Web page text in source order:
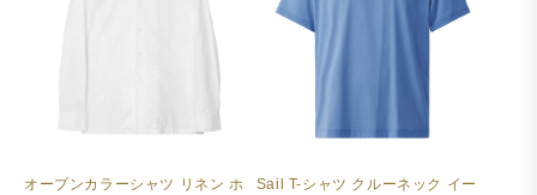
オープンカラーシャツ リネン ホ
Sail T-シャツ クルーネック イー